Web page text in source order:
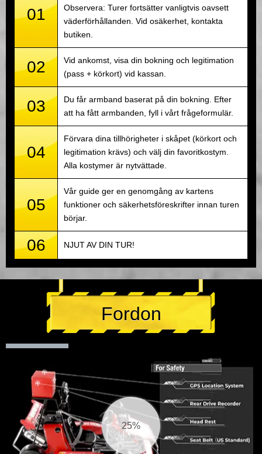
01
Observera: Turer fortsätter vanligtvis oavsett
väderförhållanden. Vid osäkerhet, kontakta
butiken.
02
Vid ankomst, visa din bokning och legitimation
(pass + körkort) vid kassan.
03
Du får armband baserat på din bokning. Efter
att ha fått armbanden, fyll i vårt frågeformulär.
04
Förvara dina tillhörigheter i skåpet (körkort och
legitimation krävs) och välj din favoritkostym.
Alla kostymer är nytvättade.
05
Vår guide ger en genomgång av kartens
funktioner och säkerhetsföreskrifter innan turen
börjar.
06 NJUT AV DIN TUR!
Fordon
26%